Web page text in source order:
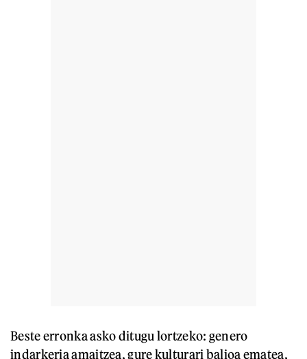
Beste erronka asko ditugu lortzeko: genero
indarkeria amaitzea, gure kulturari balioa ematea,